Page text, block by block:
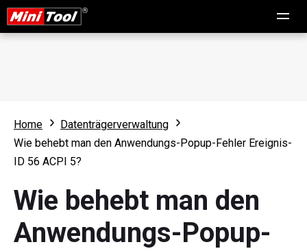
Home
Datenträgerverwaltung
Wie behebt man den Anwendungs-Popup-Fehler Ereignis-
ID 56 ACPI 5?
Wie behebt man den
Anwendungs-Popup-